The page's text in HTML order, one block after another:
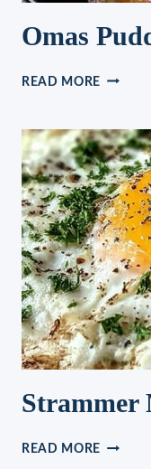
Omas
READ MORE OMAS
Strammer
READ MORE